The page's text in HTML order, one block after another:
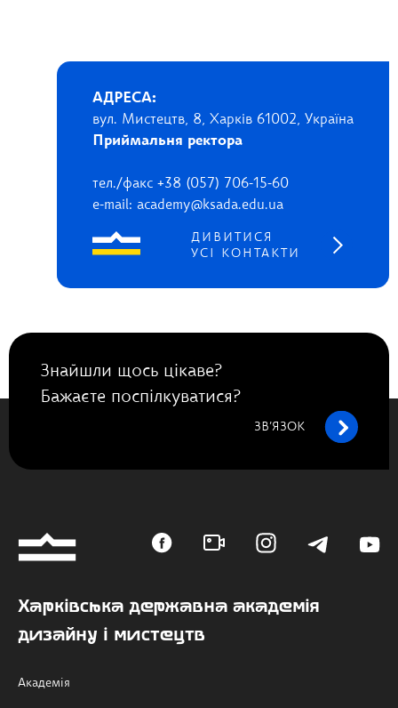
АДРЕСА:
вул. Мистецтв, 8, Харків 61002, Україна
Приймальня ректора
тел./факс +38 (057) 706-15-60
e-mail: academy@ksada.edu.ua
ДИВИТИСЯ
УСІ КОНТАКТИ
Знайшли щось цікаве?
Бажаєте поспілкуватися?
ЗВ’ЯЗОК
Харківська державна академія
дизайну і мистецтв
Академія